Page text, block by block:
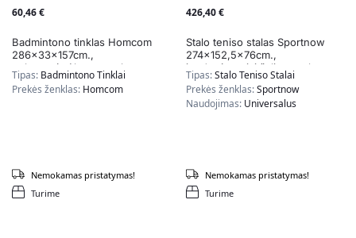
60,46€
Badmintono tinklas Homcom
286x33x157cm.,
geltonos/mėlynos spalvos
Tipas: Badmintono Tinklai
Prekės ženklas: Homcom
Turime
Nemokamas pristatymas!
426,40€
Stalo teniso stalas Sportnow
274×152,5x76cm.,
juodos/tamsiai žalios spalvos
Tipas:Stalo Teniso Stalai
Prekės ženklas:Sportnow
Naudojimas: Universalus
Turime
Nemokamas pristatymas!